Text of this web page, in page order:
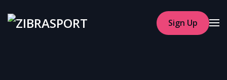
Skip to main content
Sign Up